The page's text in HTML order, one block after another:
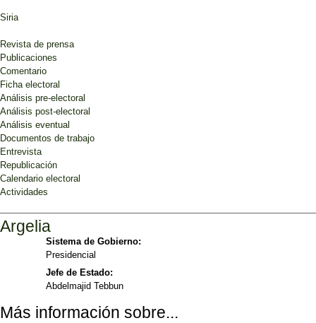
Siria
Revista de prensa
Publicaciones
Comentario
Ficha electoral
Análisis pre-electoral
Análisis post-electoral
Análisis eventual
Documentos de trabajo
Entrevista
Republicación
Calendario electoral
Actividades
Argelia
Sistema de Gobierno:
Presidencial
Jefe de Estado:
Abdelmajid Tebbun
Más información sobre...